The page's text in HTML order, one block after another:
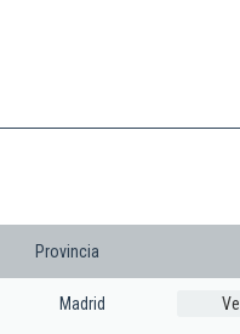
Provincia
Madrid